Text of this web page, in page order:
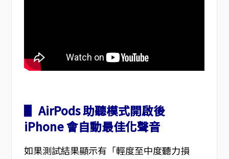
▋ AirPods 助聽模式開啟後
iPhone 會自動最佳化聲音
如果測試結果顯示有「輕度至中度聽力損